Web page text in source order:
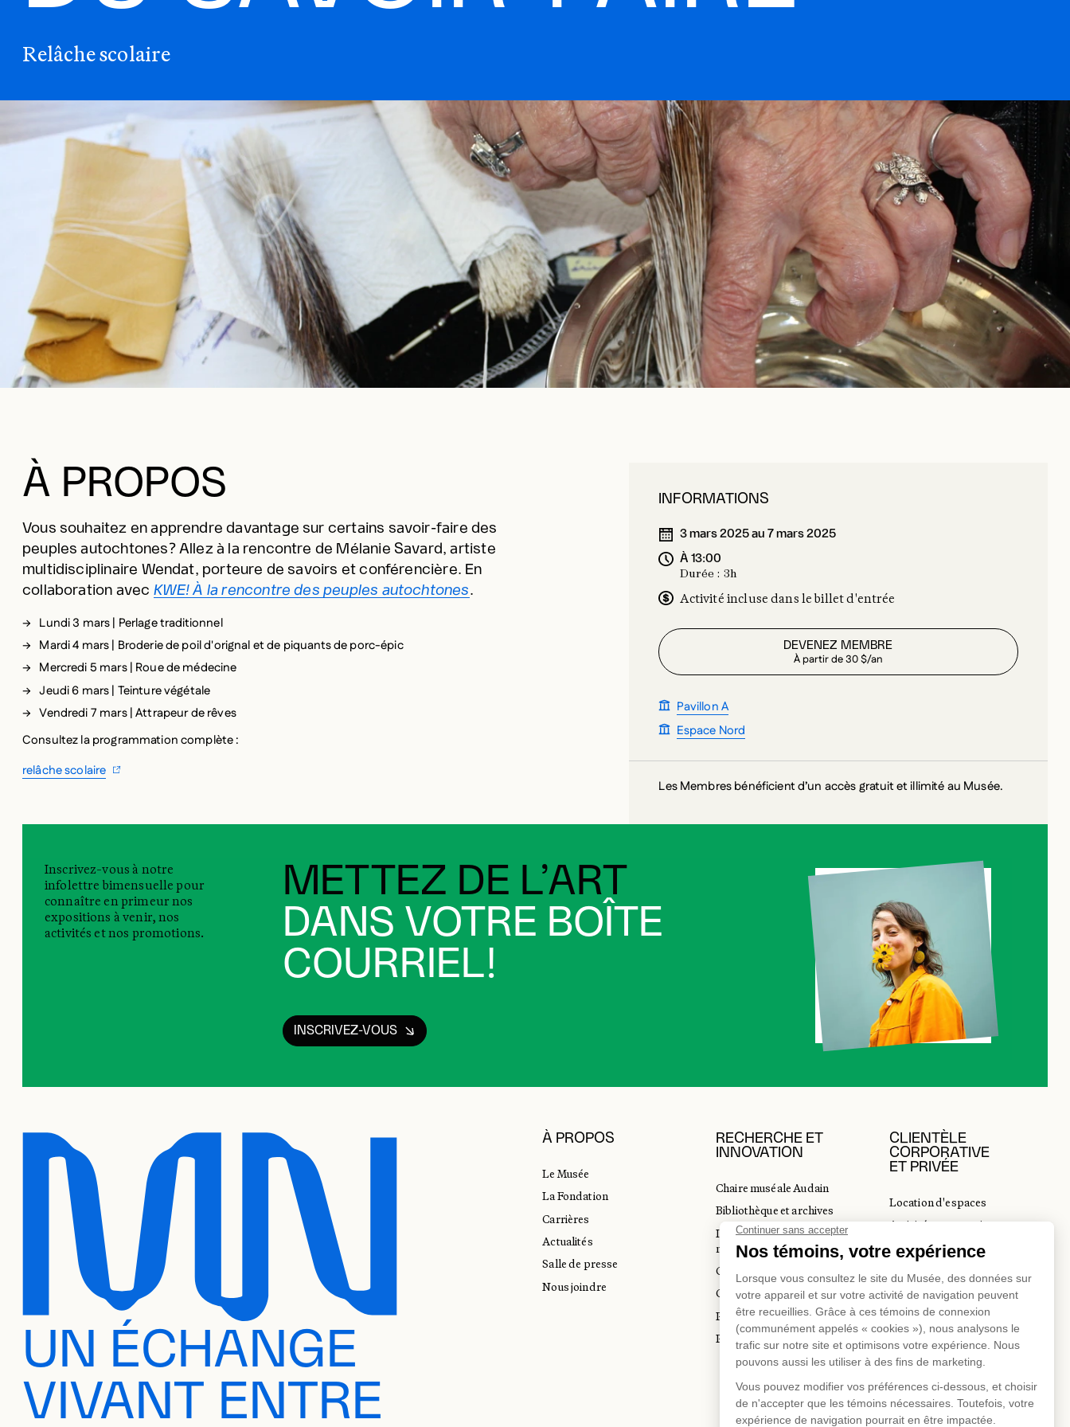
Relâche scolaire
À PROPOS
Vous souhaitez en apprendre davantage sur certains savoir-faire des
peuples autochtones? Allez à la rencontre de Mélanie Savard, artiste
multidisciplinaire Wendat, porteure de savoirs et conférencière. En
collaboration avec KWE! À la rencontre des peuples autochtones.
Lundi 3 mars | Perlage traditionnel
Mardi 4 mars | Broderie de poil d'orignal et de piquants de porc-épic
Mercredi 5 mars | Roue de médecine
Jeudi 6 mars | Teinture végétale
Vendredi 7 mars | Attrapeur de rêves
Consultez la programmation complète :
relâche scolaire
INFORMATIONS
3 mars 2025 au 7 mars 2025
À 13:00
Durée : 3h
Activité incluse dans le billet d'entrée
DEVENEZ MEMBRE
À partir de 30 $/an
Pavillon A
Espace Nord
Les Membres bénéficient d’un accès gratuit et illimité au Musée.
METTEZ DE L’ART
DANS VOTRE BOÎTE
COURRIEL!
Inscrivez-vous à notre
infolettre bimensuelle pour
connaître en primeur nos
expositions à venir, nos
activités et nos promotions.
INSCRIVEZ-VOUS
UN ÉCHANGE
VIVANT ENTRE
À PROPOS
Le Musée
La Fondation
Carrières
Actualités
Salle de presse
Nous joindre
RECHERCHE ET
INNOVATION
Chaire muséale Audain
Bibliothèque et archives
Incubateur d’innovations
muséales
Guide de numérisation 3D
Commandes d'images
Prix en art actuel
Prix Lynne-Cohen
CLIENTÈLE
CORPORATIVE
ET PRIVÉE
Location d'espaces
Activités corporatives
Location d'œuvres
du tourisme